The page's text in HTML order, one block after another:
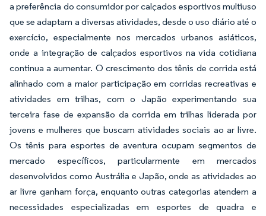
a preferência do consumidor por calçados esportivos multiuso
que se adaptam a diversas atividades, desde o uso diário até o
exercício, especialmente nos mercados urbanos asiáticos,
onde a integração de calçados esportivos na vida cotidiana
continua a aumentar. O crescimento dos tênis de corrida está
alinhado com a maior participação em corridas recreativas e
atividades em trilhas, com o Japão experimentando sua
terceira fase de expansão da corrida em trilhas liderada por
jovens e mulheres que buscam atividades sociais ao ar livre.
Os tênis para esportes de aventura ocupam segmentos de
mercado específicos, particularmente em mercados
desenvolvidos como Austrália e Japão, onde as atividades ao
ar livre ganham força, enquanto outras categorias atendem a
necessidades especializadas em esportes de quadra e